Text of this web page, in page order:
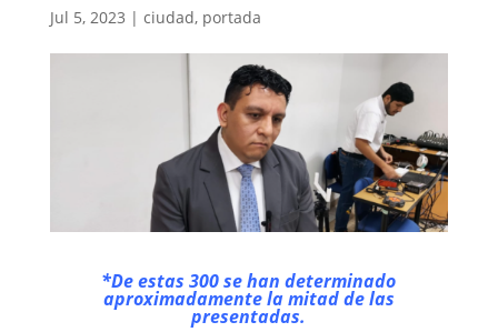
Jul 5, 2023 | ciudad, portada
*De estas 300 se han determinado
aproximadamente la mitad de las
presentadas.